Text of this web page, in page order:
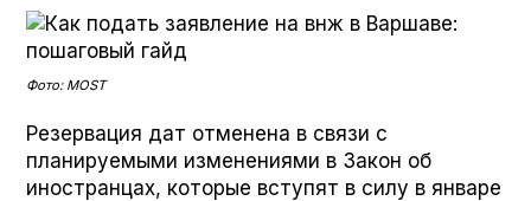
Фото: MOST
Резервация дат отменена в связи с
планируемыми изменениями в Закон об
иностранцах, которые вступят в силу в январе